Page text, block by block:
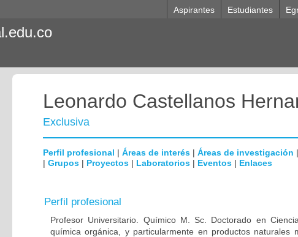
Aspirantes Estudiantes
Leonardo Castellanos
Exclusiva
Perfil profesional | Áreas de interés | Áreas de investigación |
| Grupos | Proyectos | Laboratorios | Eventos | Enlaces
Perfil profesional
Profesor Universitario. Químico M. Sc. Doctorado en
química orgánica, y particularmente en productos naturales